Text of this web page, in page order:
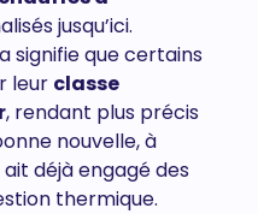
jusqu’ici.
signifie que certains
leur classe
, rendant plus précis
nouvelle, à
déjà engagé des
thermique.